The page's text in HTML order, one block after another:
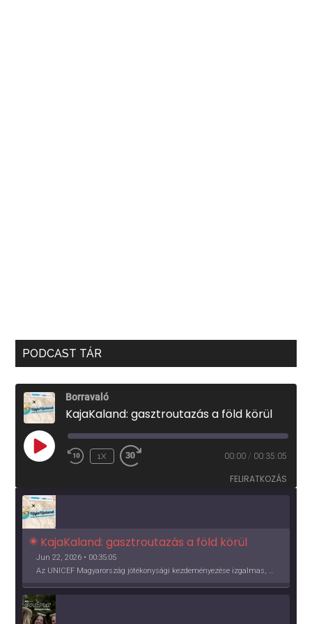
PODCAST TÁR
Borravaló
KajaKaland: gasztroutazás a föld körül
PLAY
EPISODE
1X 00:00 / 00:35:05
FELIRATKOZÁS
KajaKaland: gasztroutazás a föld körül
Jun 22, 2026 • 00:35:05
Az UNICEF Magyarország jótékonysági kezdeményezése izgalmas, egész éves világkörüli ízutazásra hív, igazi családi program és gasztroedukáció, illetve segítség a rászorulóknak is egyben.